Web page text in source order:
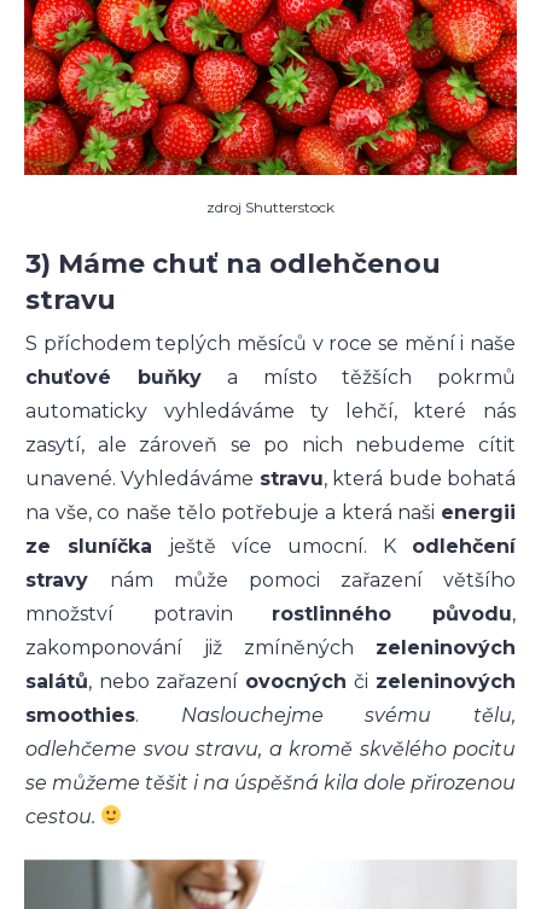
zdroj Shutterstock
3) Máme chuť na odlehčenou
stravu
S příchodem teplých měsíců v roce se mění i naše
chuťové buňkya místo těžších pokrmů
automaticky vyhledáváme ty lehčí, které nás
zasytí, ale zároveň se po nich nebudeme cítit
unavené. Vyhledáváme stravu, která bude bohatá
na vše, co naše tělo potřebuje a která naši energii
ze sluníčka ještě více umocní. K odlehčení
stravy nám může pomoci zařazení většího
množství potravin rostlinného původu,
zakomponování již zmíněných zeleninových
salátů, nebo zařazení ovocnýchči zeleninových
smoothies. Naslouchejme svému tělu,
odlehčeme svou stravu, a kromě skvělého pocitu
se můžeme těšit i na úspěšná kila dole přirozenou
cestou.